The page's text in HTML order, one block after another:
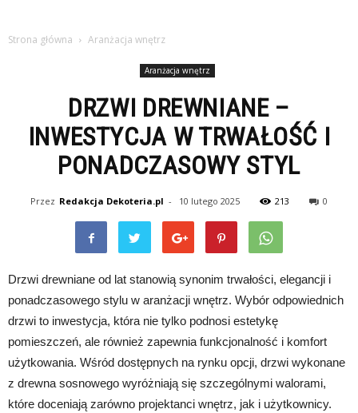
Strona główna Aranżacja wnętrz
Aranżacja wnętrz
DRZWI DREWNIANE –
INWESTYCJA W TRWAŁOŚĆ I
PONADCZASOWY STYL
Przez Redakcja Dekoteria.pl - 10 lutego 2025 213 0
Drzwi drewniane od lat stanowią synonim trwałości, elegancji i
ponadczasowego stylu w aranżacji wnętrz. Wybór odpowiednich
drzwi to inwestycja, która nie tylko podnosi estetykę
pomieszczeń, ale również zapewnia funkcjonalność i komfort
użytkowania. Wśród dostępnych na rynku opcji, drzwi wykonane
z drewna sosnowego wyróżniają się szczególnymi walorami,
które doceniają zarówno projektanci wnętrz, jak i użytkownicy.